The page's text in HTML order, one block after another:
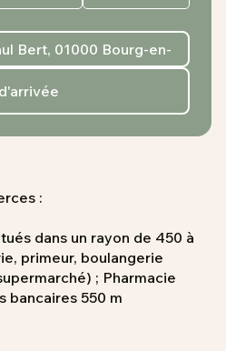
:
dans un rayon de 450 à
primeur, boulangerie
; Pharmacie
bancaires 550 m